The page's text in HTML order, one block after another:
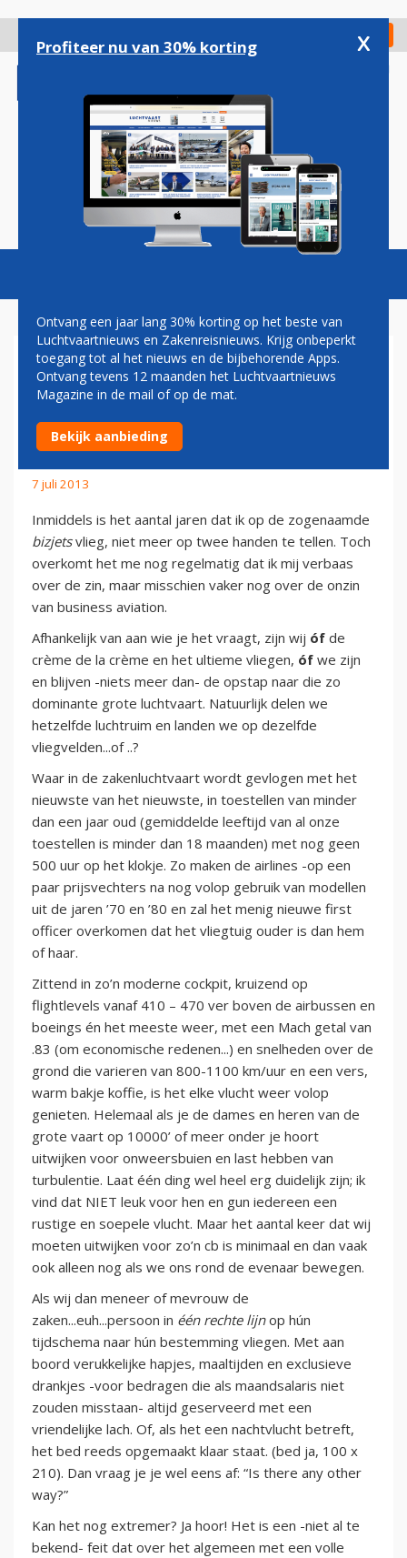
gaan
Check in
Magazine Podcasts Vacatures
ERIC VAN WALSEM: DE ZIN EN
ONZIN VAN BUSINESS
AVIATION
7 juli 2013
Inmiddels is het aantal jaren dat ik op de zogenaamde
bizjetsvlieg, niet meer op twee handen te tellen. Toch
overkomt het me nog regelmatig dat ik mij verbaas
over de zin, maar misschien vaker nog over de onzin
van business aviation.
Afhankelijk van aan wie je het vraagt, zijn wij óf de
crème de la crème en het ultieme vliegen, óf we zijn
en blijven -niets meer dan- de opstap naar die zo
dominante grote luchtvaart. Natuurlijk delen we
hetzelfde luchtruim en landen we op dezelfde
vliegvelden...of ..?
Waar in de zakenluchtvaart wordt gevlogen met het
nieuwste van het nieuwste, in toestellen van minder
dan een jaar oud (gemiddelde leeftijd van al onze
toestellen is minder dan 18 maanden) met nog geen
500 uur op het klokje. Zo maken de airlines -op een
paar prijsvechters na nog volop gebruik van modellen
uit de jaren ’70 en ’80 en zal het menig nieuwe first
officer overkomen dat het vliegtuig ouder is dan hem
of haar.
Zittend in zo’n moderne cockpit, kruizend op
flightlevels vanaf 410 – 470 ver boven de airbussen en
boeings én het meeste weer, met een Mach getal van
.83 (om economische redenen...) en snelheden over de
grond die varieren van 800-1100 km/uur en een vers,
warm bakje koffie, is het elke vlucht weer volop
genieten. Helemaal als je de dames en heren van de
grote vaart op 10000’ of meer onder je hoort
uitwijken voor onweersbuien en last hebben van
turbulentie. Laat één ding wel heel erg duidelijk zijn; ik
vind dat NIET leuk voor hen en gun iedereen een
rustige en soepele vlucht. Maar het aantal keer dat wij
moeten uitwijken voor zo’n cb is minimaal en dan vaak
ook alleen nog als we ons rond de evenaar bewegen.
Als wij dan meneer of mevrouw de
zaken...euh...persoon in één rechte lijnop hún
tijdschema naar hún bestemming vliegen. Met aan
boord verukkelijke hapjes, maaltijden en exclusieve
drankjes -voor bedragen die als maandsalaris niet
zouden misstaan- altijd geserveerd met een
vriendelijke lach. Of, als het een nachtvlucht betreft,
het bed reeds opgemaakt klaar staat. (bed ja, 100 x
210). Dan vraag je je wel eens af: “Is there any other
way?”
Kan het nog extremer? Ja hoor! Het is een -niet al te
bekend- feit dat over het algemeen met een volle
Profiteer nu van 30% korting x
Ontvang een jaar lang 30% korting op het beste van
Luchtvaartnieuws en Zakenreisnieuws. Krijg onbeperkt
toegang tot al het nieuws en de bijbehorende Apps.
Ontvang tevens 12 maanden het Luchtvaartnieuws
Magazine in de mail of op de mat.
Bekijk aanbieding